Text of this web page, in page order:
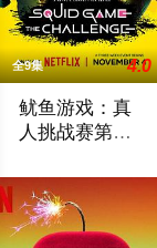
全9集 4.0
鱿鱼游戏：真
人挑战赛第二